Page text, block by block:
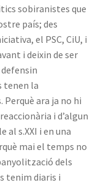
sobiranistes que
país; des
el PSC, CiU, i
i deixin de ser
tenen la
ara ja no hi
i d’algun
al s.XXI i en una
mai el temps no
dels
tenim diaris i